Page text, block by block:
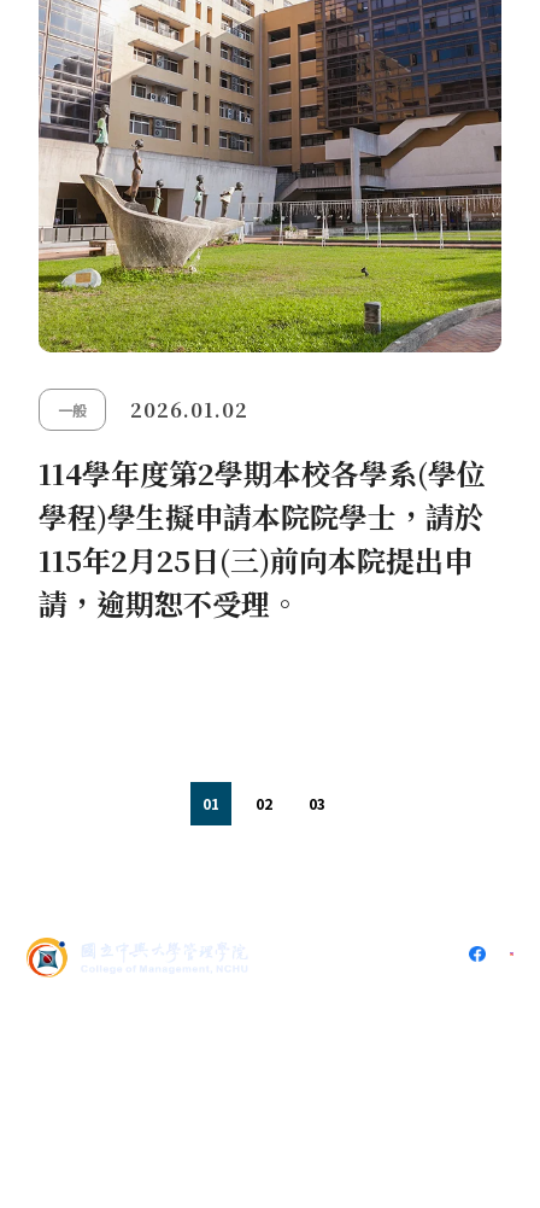
一般 2026.01.02
114學年度第2學期本校各學系(學位
學程)學生擬申請本院院學士，請於
115年2月25日(三)前向本院提出申
請，逾期恕不受理。
1 2 3